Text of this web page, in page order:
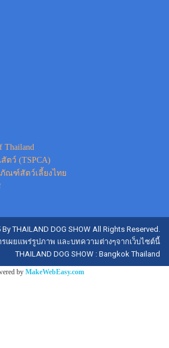
Thailand
ตว์ (TSPCA)
ณฑ์สัตว์เลี้ยงไทย
THAILAND DOG SHOW All Rights Reserved.
เผยแพร่รูปภาพ และบทความต่างๆจากเว็บไซต์นี้
THAILAND DOG SHOW : Bangkok Thailand
by MakeWebEasy.com